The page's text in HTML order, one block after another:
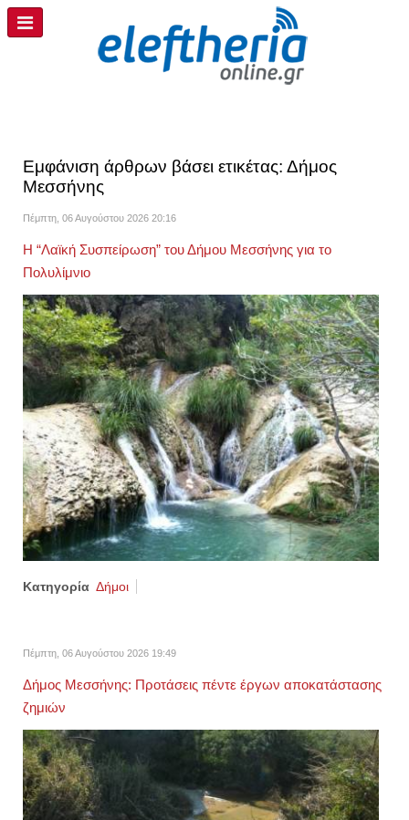
Εμφάνιση άρθρων βάσει ετικέτας: Δήμος
Μεσσήνης
Πέμπτη, 06 Αυγούστου 2026 20:16
Η “Λαϊκή Συσπείρωση” του Δήμου Μεσσήνης για το
Πολυλίμνιο
Κατηγορία Δήμοι
Πέμπτη, 06 Αυγούστου 2026 19:49
Δήμος Μεσσήνης: Προτάσεις πέντε έργων αποκατάστασης
ζημιών